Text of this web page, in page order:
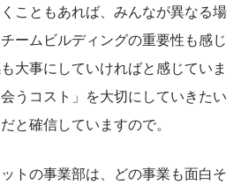
こともあれば、みんなが異なる場
ームビルディングの重要性も感じ
大事にしていければと感じていま
うコスト」を大切にしていきたい
と確信していますので。
トの事業部は、どの事業も面白そ